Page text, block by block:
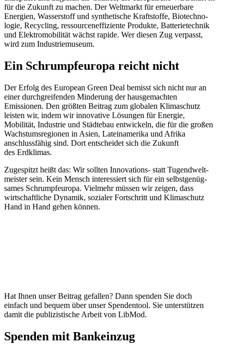
für die Zukunft zu machen. Der Weltmarkt für erneu­erbare
Energien, Wasser­stoff und synthe­tische Kraft­stoffe, Biotech­no­
logie, Recycling, ressour­cen­ef­fi­ziente Produkte, Batte­rie­technik
und E­lektro­mobilität wächst rapide. Wer diesen Zug verpasst,
wird zum Industriemuseum.
Ein Schrump­f­europa reicht nicht
Der Erfolg des European Green Deal bemisst sich nicht nur an
einer durch­grei­fenden Minderung der hausge­machten
Emissionen. Den größten Beitrag zum globalen Klima­schutz
leisten wir, indem wir innovative Lösungen für Energie,
Mobilität, Industrie und Städtebau entwi­ckeln, die für die großen
Wachs­tums­re­gionen in Asien, Latein­amerika und Afrika
anschluss­fähig sind. Dort entscheidet sich die Zukunft
des Erdklimas.
Zugespitzt heißt das: Wir sollten Innova­tions- statt Tugend­welt­
meister sein. Kein Mensch inter­es­siert sich für ein selbst­ge­nüg­
sames Schrump­f­europa. Vielmehr müssen wir zeigen, dass
wirtschaft­liche Dynamik, sozialer Fortschritt und Klima­schutz
Hand in Hand gehen können.
Hat Ihnen unser Beitrag gefallen? Dann spenden Sie doch
einfach und bequem über unser Spendentool. Sie unter­stützen
damit die publi­zis­tische Arbeit von LibMod.
Spenden mit Bankeinzug